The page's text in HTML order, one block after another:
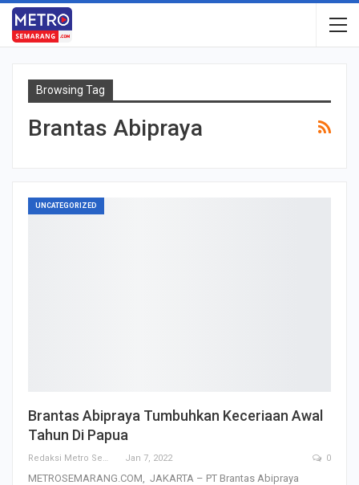
Browsing Tag
Brantas Abipraya
UNCATEGORIZED
Brantas Abipraya Tumbuhkan Keceriaan Awal
Tahun Di Papua
Redaksi Metro Semarang Jan 7, 2022 0
METROSEMARANG.COM, JAKARTA – PT Brantas Abipraya